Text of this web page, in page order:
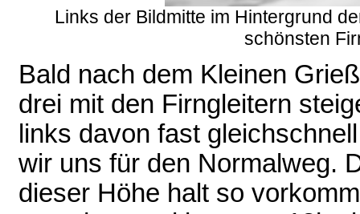
Links der Bildmitte im Hintergrund
schönsten
Bald nach dem Kleinen
drei mit den Firngleitern
links davon fast
wir uns für den Normalweg.
dieser Höhe halt so